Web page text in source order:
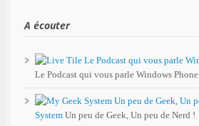
A écouter
Le Podcast qui vous parle Windows Phone
System Un peu de Geek, Un peu de Nerd !